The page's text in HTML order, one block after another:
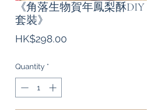
《角落生物賀年鳳梨酥DIY
套裝》
HK$298.00
Quantity *